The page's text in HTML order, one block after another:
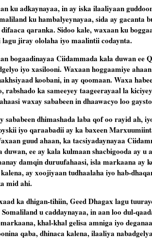
ku adkaynayaa, in ay iska ilaaliyaan
ku hambalyeynayaa, sida ay
qaranka. Sidoo kale, waxaan ku
jiray ololaha iyo maalintii codaynta.
bogaadinayaa Ciidammada kala duwan ee
iyo xasilooni. Waxaan hoggaamiye
koobani, in ay qoomaan. Waxa
rabshado ka sameeyey taageerayaal la
waxay sababeen in dhaawacyo loo
sababeen dhimashada laba qof oo rayid ah,
iyo qaraabadii ay ka baxeen
guud ahaan, ka tacsiyadaynayaa
ee ay kala kulmaan shacbigooda ay u
damqin duruufahaasi, isla markaana ay
ay xoojiyaan tudhaalaha iyo hab-
mid ahi.
ka dhigan-tihiin, Geed Dhagax lagu
u caddaynayaa, in aan loo dul-
khal-khal gelisa amniga iyo
qaba, dhinaca kalena, ilaaliya